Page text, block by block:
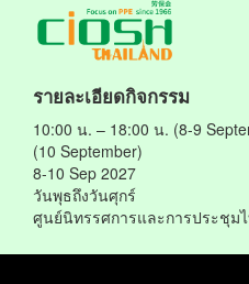
รายละเอียดกิจกรรม
10:00 น. – 18:00 น. (8-9
(10 September)
8-10 Sep 2027
วันพุธถึงวันศุกร์
ศูนย์นิทรรศการและการประชุม